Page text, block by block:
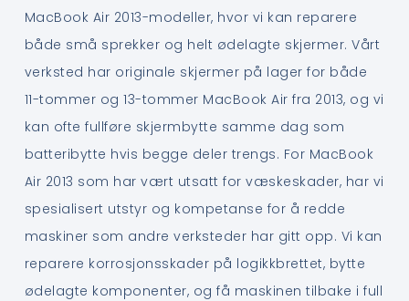
MacBook Air 2013-modeller, hvor vi kan reparere
både små sprekker og helt ødelagte skjermer. Vårt
verksted har originale skjermer på lager for både
11-tommer og 13-tommer MacBook Air fra 2013, og vi
kan ofte fullføre skjermbytte samme dag som
batteribytte hvis begge deler trengs. For MacBook
Air 2013 som har vært utsatt for væskeskader, har vi
spesialisert utstyr og kompetanse for å redde
maskiner som andre verksteder har gitt opp. Vi kan
reparere korrosjonsskader på logikkbrettet, bytte
ødelagte komponenter, og få maskinen tilbake i full